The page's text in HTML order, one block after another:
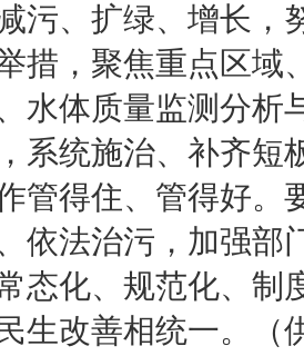
污、扩绿、增长，
措，聚焦重点区域
水体质量监测分析
系统施治、补齐短
管得住、管得好。
依法治污，加强部
态化、规范化、制
生改善相统一。（